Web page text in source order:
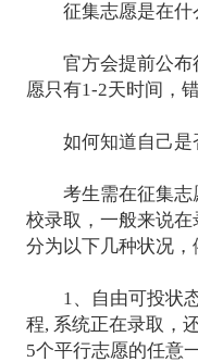
征集志愿是在什
官方会提前公布
愿只有1-2天时间，
如何知道自己是
考生需在征集志
校录取，一般来说
分为以下几种状况，
1、自由可投状态
程, 系统正在录取，
5个平行志愿的任意